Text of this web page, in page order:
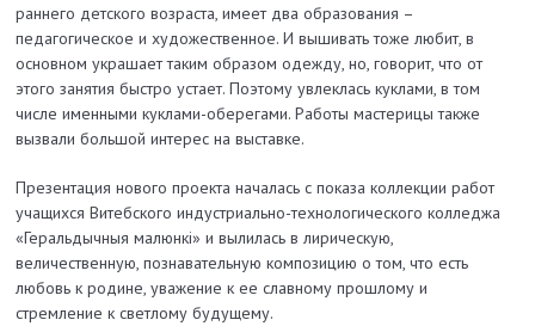
раннего детского возраста, имеет два образования –
педагогическое и художественное. И вышивать тоже любит, в
основном украшает таким образом одежду, но, говорит, что от
этого занятия быстро устает. Поэтому увлеклась куклами, в том
числе именными куклами-оберегами. Работы мастерицы также
вызвали большой интерес на выставке.
Презентация нового проекта началась с показа коллекции работ
учащихся Витебского индустриально-технологического колледжа
«Геральдычныя малюнкі» и вылилась в лирическую,
величественную, познавательную композицию о том, что есть
любовь к родине, уважение к ее славному прошлому и
стремление к светлому будущему.